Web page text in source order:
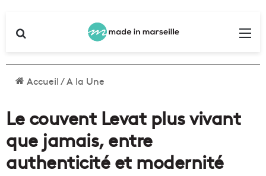
Accueil/A la Une
Le couvent Levat plus vivant
que jamais, entre
authenticité et modernité